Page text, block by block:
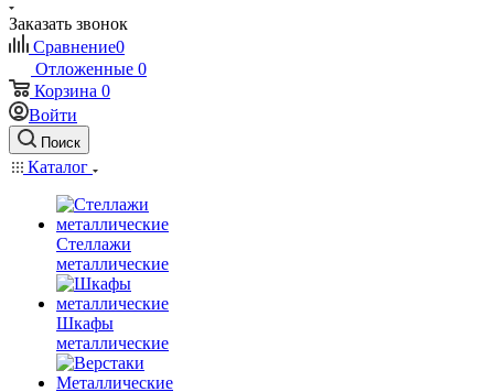
Заказать звонок
Сравнение0
Отложенные 0
Корзина 0
Войти
Поиск
Каталог
Стеллажи
металлические
Шкафы
металлические